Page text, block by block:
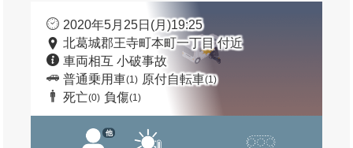
2020年5月25日(月)19:25
北葛城郡王寺町本町一丁目 付近
車両相互 小破事故
普通乗用車(1) 原付自転車(1)
死亡(0) 負傷(1)
他